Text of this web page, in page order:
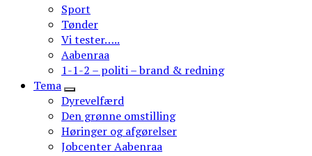
Sport
Tønder
Vi tester…..
Aabenraa
1-1-2 – politi – brand & redning
Tema
Dyrevelfærd
Den grønne omstilling
Høringer og afgørelser
Jobcenter Aabenraa